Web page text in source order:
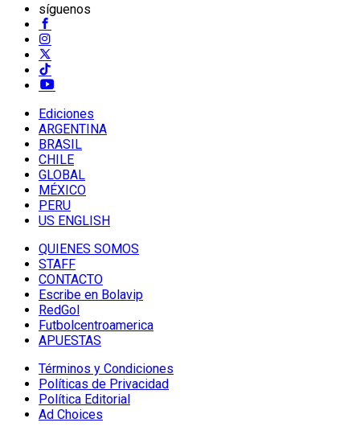
síguenos
Ediciones
ARGENTINA
BRASIL
CHILE
GLOBAL
MÉXICO
PERU
US ENGLISH
QUIENES SOMOS
STAFF
CONTACTO
Escribe en Bolavip
RedGol
Futbolcentroamerica
APUESTAS
Términos y Condiciones
Políticas de Privacidad
Política Editorial
Ad Choices